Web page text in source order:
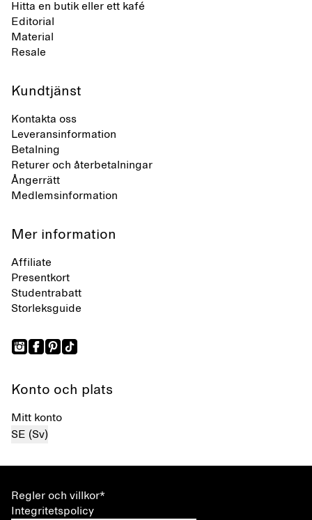
Hitta en butik eller ett kafé
Editorial
Material
Resale
Kundtjänst
Kontakta oss
Leveransinformation
Betalning
Returer och återbetalningar
Ångerrätt
Medlemsinformation
Mer information
Affiliate
Presentkort
Studentrabatt
Storleksguide
Konto och plats
Mitt konto
SE (Sv)
Regler och villkor*
Integritetspolicy